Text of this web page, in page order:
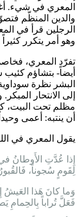
المعري في شيء.
والدين المنظّم
الرجلين قرأ في
وهو أمر يتكرر
تفرّد المعري،
أيضاً- بتشاؤم
البشر نظرة
إلى الانتحار
مظلم تحت البيت،
أن ينتبه: أعمى
يقول المعري في
إِذا عُدَّتِ الأَوطانُ
لِقَومٍ سُجوناً،
وَما كانَ هَذا العَيشُ
فَعَلَّ تُراباً بِالحِمامِ